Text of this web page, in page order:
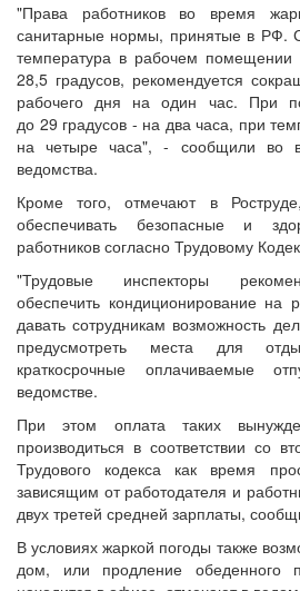
"Права работников во время
санитарные нормы, принятые в РФ.
температура в рабочем помещении
28,5 градусов, рекомендуется
рабочего дня на один час. При
до 29 градусов - на два часа, при
на четыре часа", - сообщили во
ведомства.
Кроме того, отмечают в
обеспечивать безопасные и
работников согласно Трудовому
"Трудовые инспекторы
обеспечить кондиционирование на
давать сотрудникам возможность
предусмотреть места для
краткосрочные оплачиваемые
ведомстве.
При этом оплата таких
производиться в соответствии со
Трудового кодекса как время
зависящим от работодателя и
двух третей средней зарплаты,
В условиях жаркой погоды также
дом, или продление обеденного